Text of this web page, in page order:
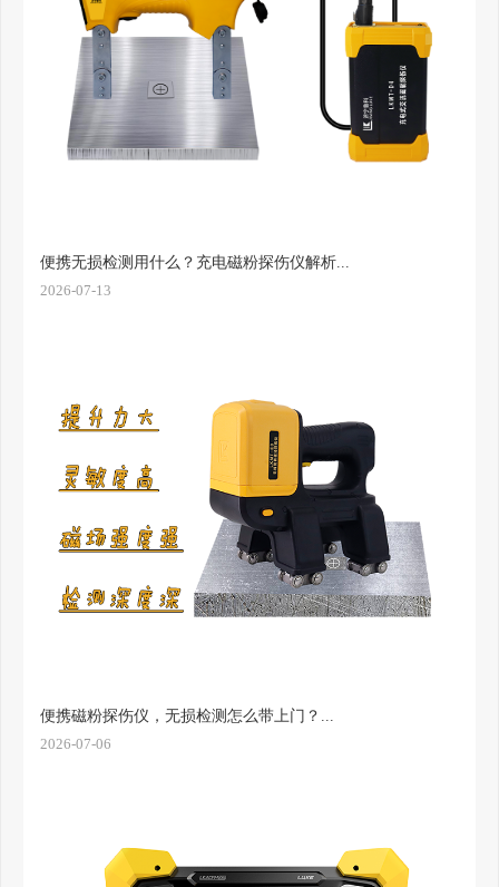
便携无损检测用什么？充电磁粉探伤仪解析...
2026-07-13
便携磁粉探伤仪，无损检测怎么带上门？...
2026-07-06